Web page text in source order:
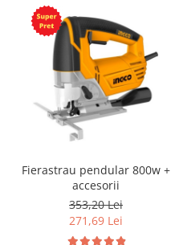
Fierastrau pendular 800w +
accesorii
353,20 Lei
271,69 Lei